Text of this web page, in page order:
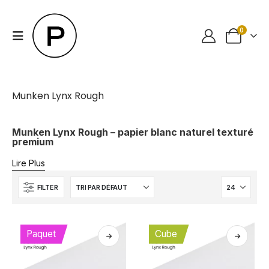
0
Munken Lynx Rough
Munken Lynx Rough – papier blanc naturel texturé
premium
Lire Plus
FILTER
Paquet Cube